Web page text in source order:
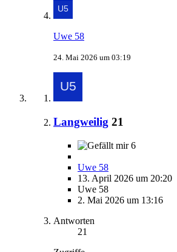
Uwe 58
24. Mai 2026 um 03:19
Langweilig 21
6
Uwe 58
13. April 2026 um 20:20
Uwe 58
2. Mai 2026 um 13:16
Antworten
21